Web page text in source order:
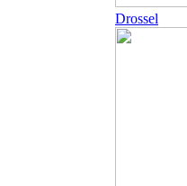
Drossel